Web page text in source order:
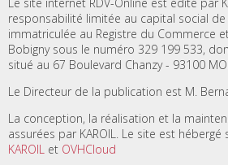
responsabilité limitée au capital social
immatriculée au Registre du Commerce
Bobigny sous le numéro 329 199 533,
situé au 67 Boulevard Chanzy - 93100
Le Directeur de la publication est M.
La conception, la réalisation et la
assurées par KAROIL. Le site est hébergé
KAROIL et OVHCloud